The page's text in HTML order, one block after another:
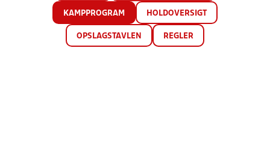
KAMPPROGRAM HOLDOVERSIGT
OPSLAGSTAVLEN REGLER